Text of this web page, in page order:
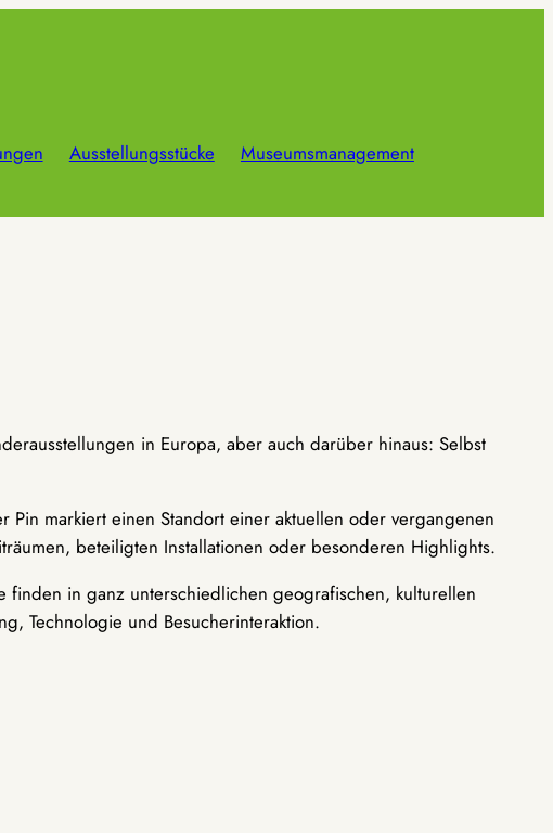
Ausstellungsstücke
Museumsmanagement
in Europa, aber auch darüber hinaus: Selbst
markiert einen Standort einer aktuellen oder vergangenen
beteiligten Installationen oder besonderen Highlights.
in ganz unterschiedlichen geografischen, kulturellen
Technologie und Besucherinteraktion.